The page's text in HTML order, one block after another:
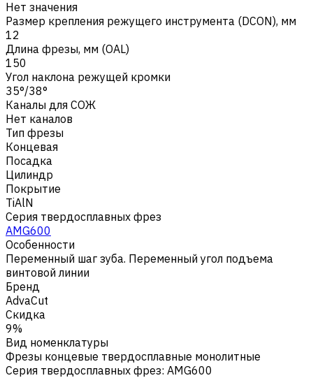
Нет значения
Размер крепления режущего инструмента (DCON), мм
12
Длина фрезы, мм (OAL)
150
Угол наклона режущей кромки
35°/38°
Каналы для СОЖ
Нет каналов
Тип фрезы
Концевая
Посадка
Цилиндр
Покрытие
TiAlN
Серия твердосплавных фрез
AMG600
Особенности
Переменный шаг зуба. Переменный угол подъема
винтовой линии
Бренд
AdvaCut
Скидка
9%
Вид номенклатуры
Фрезы концевые твердосплавные монолитные
Серия твердосплавных фрез: AMG600